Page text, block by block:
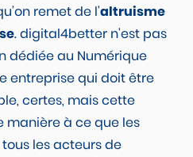
remet de l'altruisme
. digital4better n'est pas
dédiée au Numérique
entreprise qui doit être
certes, mais cette
manière à ce que les
les acteurs de